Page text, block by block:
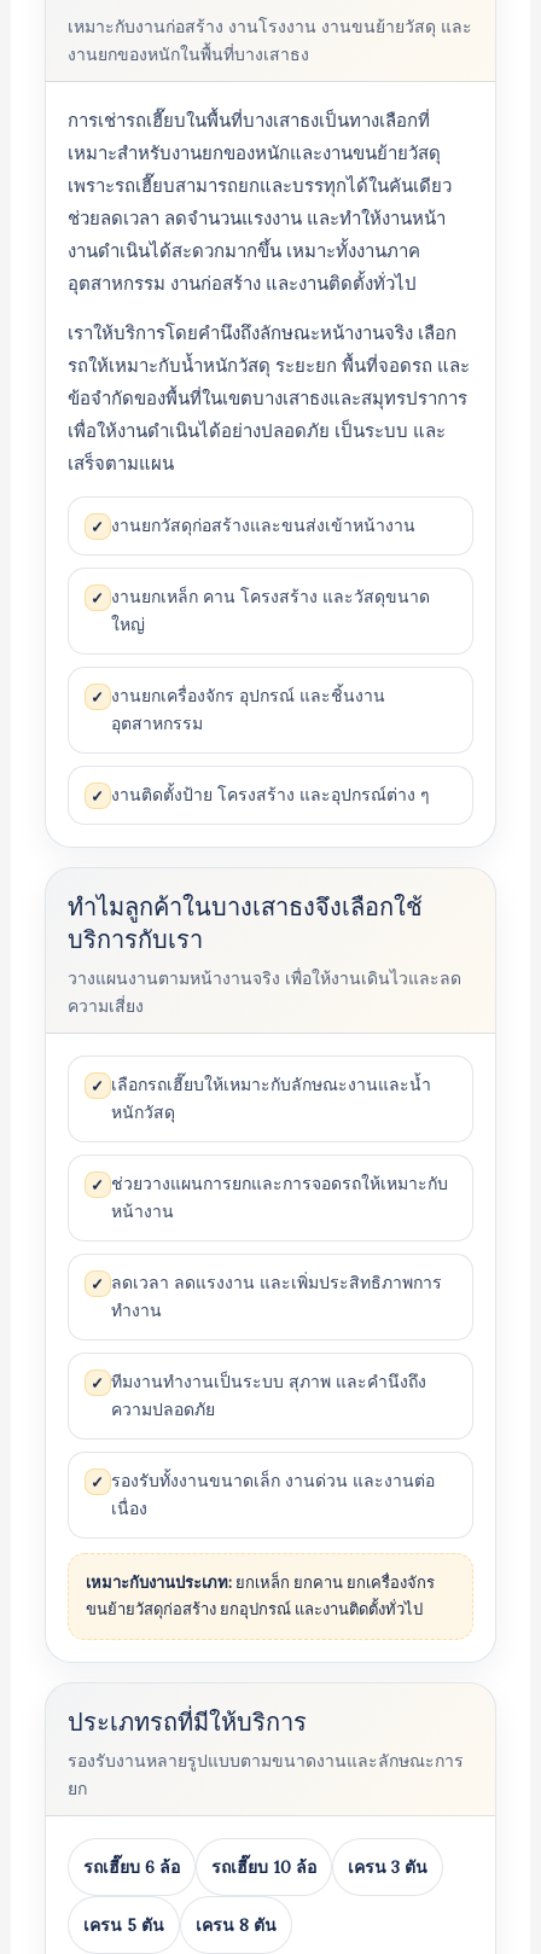
เหมาะกับงานก่อสร้าง งานโรงงาน งานขนย้ายวัสดุ และ
งานยกของหนักในพื้นที่บางเสาธง
การเช่ารถเฮี๊ยบในพื้นที่บางเสาธงเป็นทางเลือกที่
เหมาะสำหรับงานยกของหนักและงานขนย้ายวัสดุ
เพราะรถเฮี๊ยบสามารถยกและบรรทุกได้ในคันเดียว
ช่วยลดเวลา ลดจำนวนแรงงาน และทำให้งานหน้า
งานดำเนินได้สะดวกมากขึ้น เหมาะทั้งงานภาค
อุตสาหกรรม งานก่อสร้าง และงานติดตั้งทั่วไป
เราให้บริการโดยคำนึงถึงลักษณะหน้างานจริง เลือก
รถให้เหมาะกับน้ำหนักวัสดุ ระยะยก พื้นที่จอดรถ และ
ข้อจำกัดของพื้นที่ในเขตบางเสาธงและสมุทรปราการ
เพื่อให้งานดำเนินได้อย่างปลอดภัย เป็นระบบ และ
เสร็จตามแผน
✓ งานยกวัสดุก่อสร้างและขนส่งเข้าหน้างาน
✓ งานยกเหล็ก คาน โครงสร้าง และวัสดุขนาด
ใหญ่
✓ งานยกเครื่องจักร อุปกรณ์ และชิ้นงาน
อุตสาหกรรม
✓ งานติดตั้งป้าย โครงสร้าง และอุปกรณ์ต่าง ๆ
ทำไมลูกค้าในบางเสาธงจึงเลือกใช้
บริการกับเรา
วางแผนงานตามหน้างานจริง เพื่อให้งานเดินไวและลด
ความเสี่ยง
✓ เลือกรถเฮี๊ยบให้เหมาะกับลักษณะงานและน้ำ
หนักวัสดุ
✓ ช่วยวางแผนการยกและการจอดรถให้เหมาะกับ
หน้างาน
✓ ลดเวลา ลดแรงงาน และเพิ่มประสิทธิภาพการ
ทำงาน
✓ ทีมงานทำงานเป็นระบบ สุภาพ และคำนึงถึง
ความปลอดภัย
✓ รองรับทั้งงานขนาดเล็ก งานด่วน และงานต่อ
เนื่อง
เหมาะกับงานประเภท:ยกเหล็ก ยกคาน ยกเครื่องจักร
ขนย้ายวัสดุก่อสร้าง ยกอุปกรณ์ และงานติดตั้งทั่วไป
ประเภทรถที่มีให้บริการ
รองรับงานหลายรูปแบบตามขนาดงานและลักษณะการ
ยก
รถเฮี๊ยบ 6 ล้อ รถเฮี๊ยบ 10 ล้อ เครน 3 ตัน
เครน 5 ตัน เครน 8 ตัน